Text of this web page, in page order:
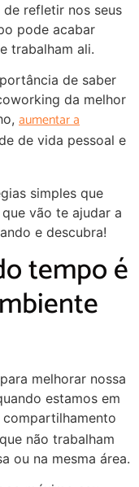
de refletir nos seus
pode acabar
trabalham ali.
de saber
da melhor
aumentar a
de vida pessoal e
simples que
vão te ajudar a
e descubra!
tempo é
melhorar nossa
estamos em
compartilhamento
não trabalham
ou na mesma área.